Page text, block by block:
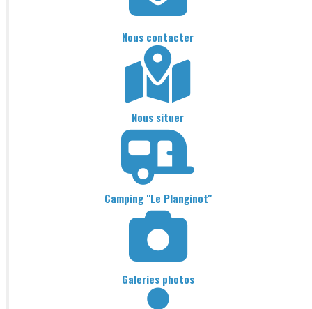
Nous contacter
Nous situer
Camping "Le Planginot"
Galeries photos